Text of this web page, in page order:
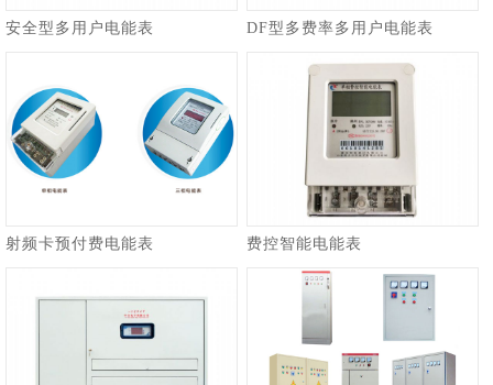
安全型多用户电能表 DF型多费率多用户电能表
射频卡预付费电能表 费控智能电能表